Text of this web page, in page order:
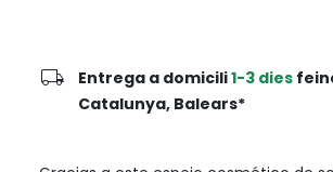
local_shipping Entrega a domicili1-3 dies
Catalunya, Balears*